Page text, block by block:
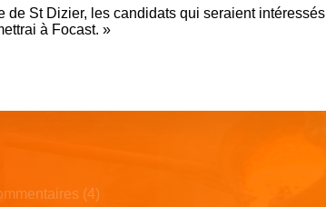
St Dizier, les candidats qui seraient intéressés
à Focast. »
(4)